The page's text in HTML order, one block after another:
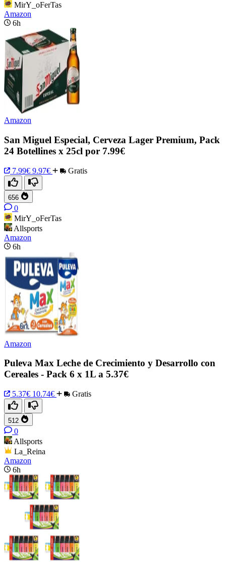
MirY_oFerTas
Amazon
6h
Amazon
San Miguel Especial, Cerveza Lager Premium, Pack
24 Botellines x 25cl por 7.99€
7.99€ 9.97€ Gratis
656
0
MirY_oFerTas
Allsports
Amazon
6h
Amazon
Puleva Max Leche de Crecimiento y Desarrollo con
Cereales - Pack 6 x 1L a 5.37€
5.37€ 10.74€ Gratis
512
0
Allsports
La_Reina
Amazon
6h